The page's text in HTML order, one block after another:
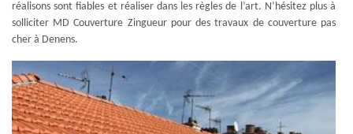
réalisons sont fiables et réaliser dans les règles de l’art. N’hésitez plus à
solliciter MD Couverture Zingueur pour des travaux de couverture pas
cher à Denens.